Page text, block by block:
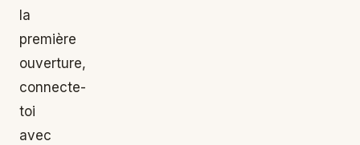
la
première
ouverture,
connecte-
toi
avec